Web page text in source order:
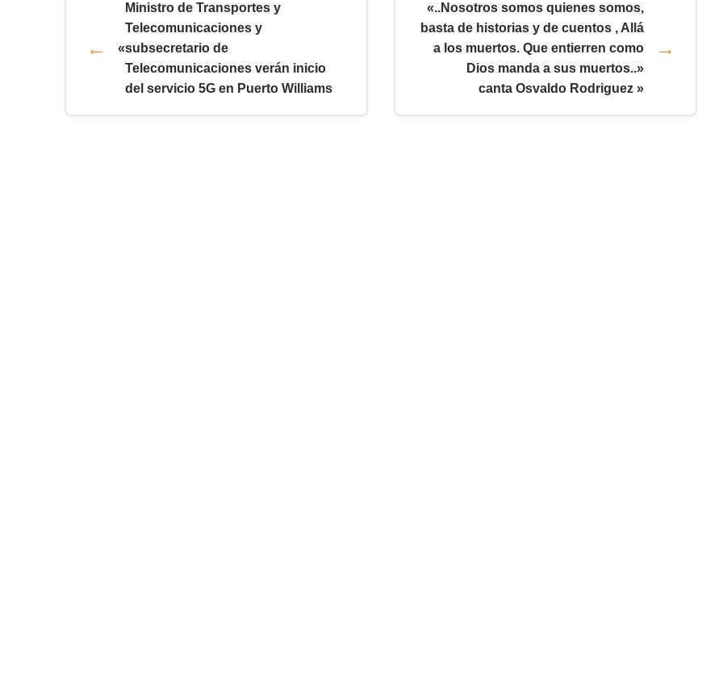
«
Ministro de Transportes y
Telecomunicaciones y
subsecretario de
Telecomunicaciones verán inicio
del servicio 5G en Puerto Williams
«..Nosotros somos quienes somos,
basta de historias y de cuentos , Allá
a los muertos. Que entierren como
Dios manda a sus muertos..»
canta Osvaldo Rodriguez »